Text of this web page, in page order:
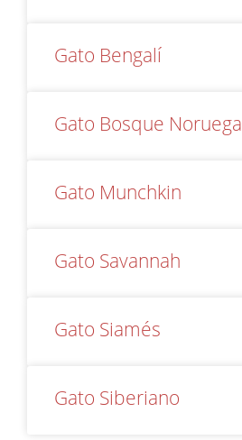
Gato Bengalí
Gato Bosque Noruega
Gato Munchkin
Gato Savannah
Gato Siamés
Gato Siberiano